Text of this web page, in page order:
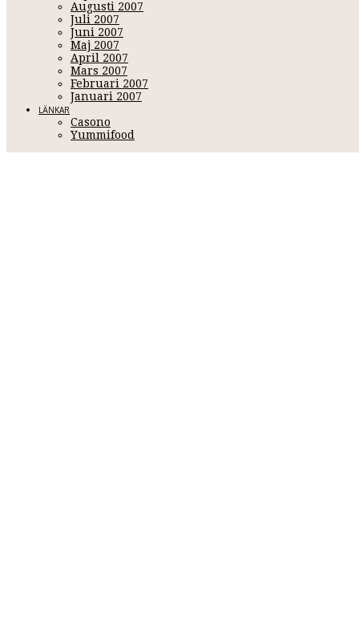
Augusti 2007
Juli 2007
Juni 2007
Maj 2007
April 2007
Mars 2007
Februari 2007
Januari 2007
LÄNKAR
Casono
Yummifood